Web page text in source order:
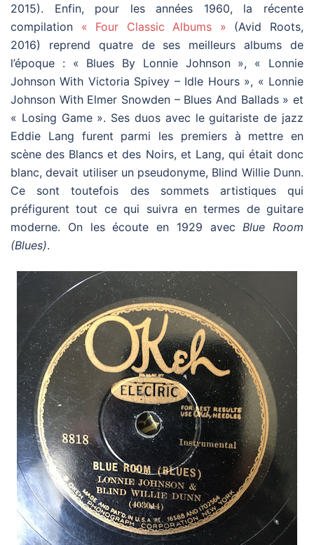
2015). Enfin, pour les années 1960, la récente
compilation « Four Classic Albums » (Avid Roots,
2016) reprend quatre de ses meilleurs albums de
l’époque : « Blues By Lonnie Johnson », « Lonnie
Johnson With Victoria Spivey – Idle Hours », « Lonnie
Johnson With Elmer Snowden – Blues And Ballads » et
« Losing Game ». Ses duos avec le guitariste de jazz
Eddie Lang furent parmi les premiers à mettre en
scène des Blancs et des Noirs, et Lang, qui était donc
blanc, devait utiliser un pseudonyme, Blind Willie Dunn.
Ce sont toutefois des sommets artistiques qui
préfigurent tout ce qui suivra en termes de guitare
moderne. On les écoute en 1929 avec Blue Room
(Blues).